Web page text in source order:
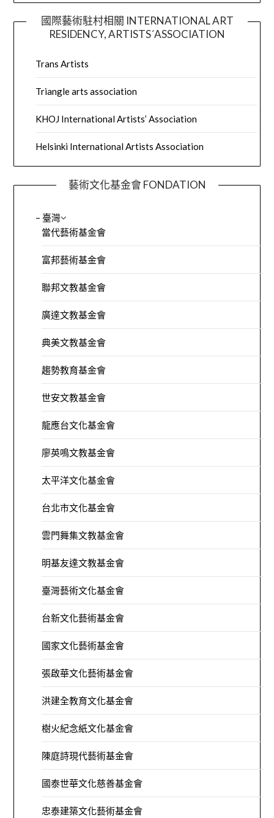
國際藝術駐村相關 INTERNATIONAL ART
RESIDENCY, ARTISTS´ASSOCIATION
Trans Artists
Triangle arts association
KHOJ International Artists’ Association
Helsinki International Artists Association
藝術文化基金會 FONDATION
– 臺灣
當代藝術基金會
富邦藝術基金會
聯邦文教基金會
廣達文教基金會
典美文教基金會
趨勢教育基金會
世安文教基金會
龍應台文化基金會
廖英鳴文教基金會
太平洋文化基金會
台北市文化基金會
雲門舞集文教基金會
明基友達文教基金會
臺灣藝術文化基金會
台新文化藝術基金會
國家文化藝術基金會
張啟華文化藝術基金會
洪建全教育文化基金會
樹火紀念紙文化基金會
陳庭詩現代藝術基金會
國泰世華文化慈善基金會
忠泰建築文化藝術基金會